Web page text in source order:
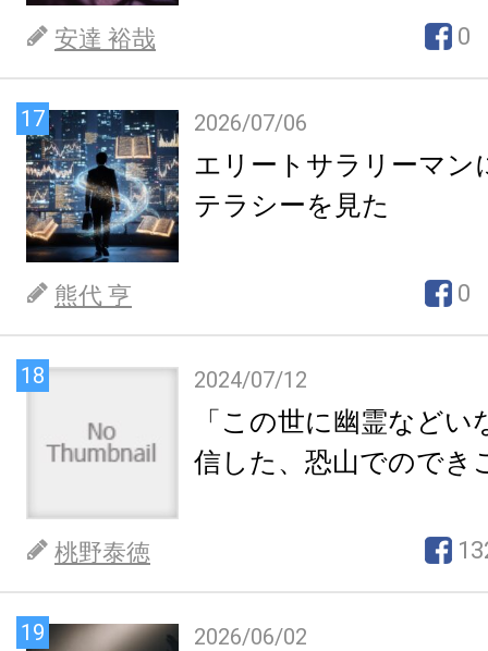
安達 裕哉 0
17 2026/07/06
エリートサラリーマン
テラシーを見た
熊代 亨 0
18 2024/07/12
「この世に幽霊など
信した、恐山でのでき
桃野泰徳
19 2026/06/02